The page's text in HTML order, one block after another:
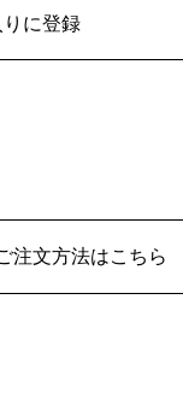
に登録
注文方法はこちら